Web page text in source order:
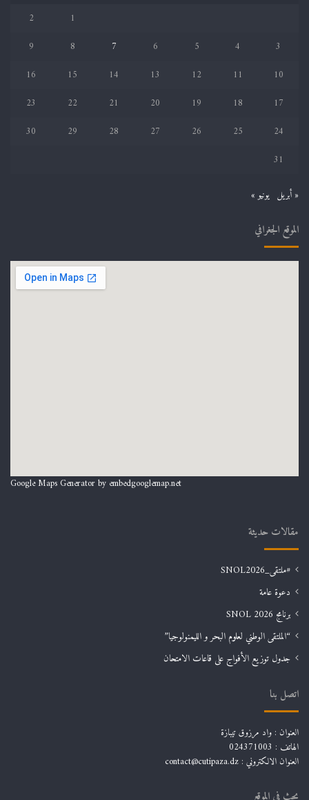
1
2
3
4
5
6
7
8
9
10
11
12
13
14
15
16
17
18
19
20
21
22
23
24
25
26
27
28
29
30
31
« أبريل يونيو »
الموقع الجغرافي
Google Maps Generator by embedgooglemap.net
مقالات حديثة
#ملتقى_SNOL2026
دعوة عامة
برنامج SNOL 2026
“الملتقى الوطني لعلوم البحر و الليمنولوجيا”
جدول توزيع الأفواج على قاعات الامتحان
اتصل بنا
العنوان : واد مرزوق تيبازة
الهاتف : 024371003
العنوان الالكتروني : contact@cutipaza.dz